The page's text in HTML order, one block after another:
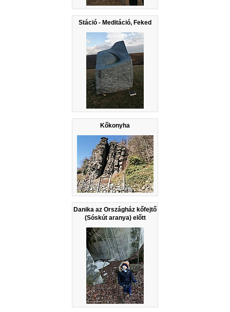
Stáció - Meditáció, Feked
Kőkonyha
Danika az Országház kőfejtő
(Sóskút aranya) előtt